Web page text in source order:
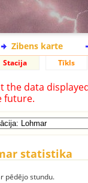
Zibens karte
Stacija Tīkls
the data
future.
statistika
pēdējo stundu.